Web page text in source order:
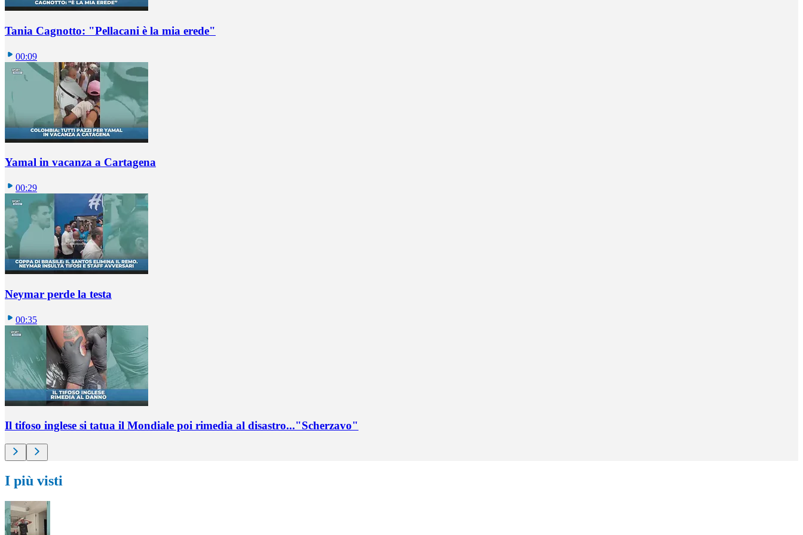
Tania Cagnotto: "Pellacani è la mia erede"
00:09
Yamal in vacanza a Cartagena
00:29
Neymar perde la testa
00:35
Il tifoso inglese si tatua il Mondiale poi rimedia al disastro..."Scherzavo"
I più visti